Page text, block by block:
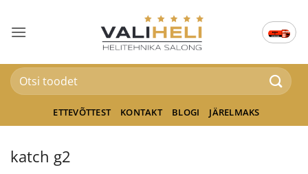
content
Otsi:
ETTEVÕTTEST KONTAKT BLOGI JÄRELMAKS
katch g2